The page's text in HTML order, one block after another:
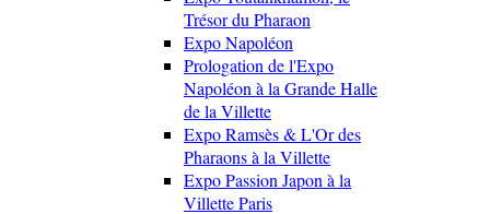
Trésor du Pharaon
Expo Napoléon
Prologation de l'Expo
Napoléon à la Grande Halle
de la Villette
Expo Ramsès & L'Or des
Pharaons à la Villette
Expo Passion Japon à la
Villette Paris